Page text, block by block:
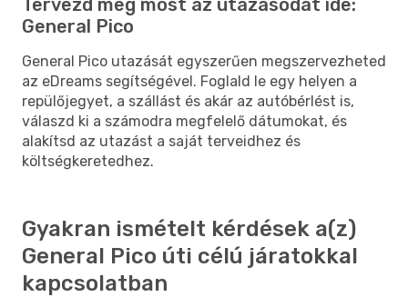
Tervezd meg most az utazásodat ide:
General Pico
General Pico utazását egyszerűen megszervezheted
az eDreams segítségével. Foglald le egy helyen a
repülőjegyet, a szállást és akár az autóbérlést is,
válaszd ki a számodra megfelelő dátumokat, és
alakítsd az utazást a saját terveidhez és
költségkeretedhez.
Gyakran ismételt kérdések a(z)
General Pico úti célú járatokkal
kapcsolatban